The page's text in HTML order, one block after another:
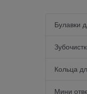
Булавки
Кольца
Мини
Найдено